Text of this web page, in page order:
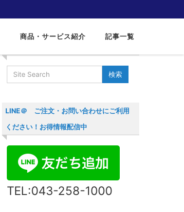
商品・サービス紹介 記事一覧
LINE＠ ご注文・お問い合わせにご利用
ください！お得情報配信中
TEL:043-258-1000